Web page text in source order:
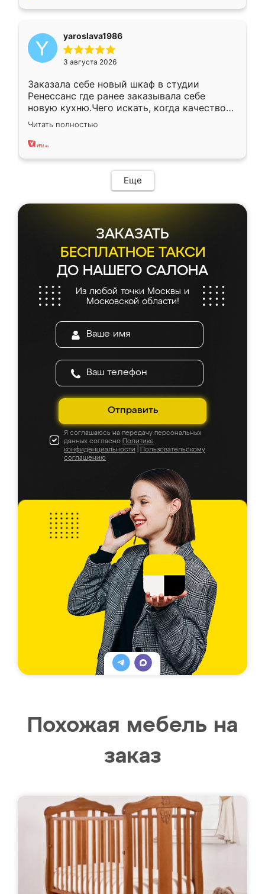
yaroslava1986
3 августа 2026
Заказала себе новый шкаф в студии
Ренессанс где ранее заказывала себе
новую кухню.Чего искать, когда качеством
вполне довольна. Служит кухня уже почти
два года, нареканий нет.
Читать полностью
Еще
ЗАКАЗАТЬ
БЕСПЛАТНОЕ ТАКСИ
ДО НАШЕГО САЛОНА
Из любой точки Москвы и
Московской области!
Отправить
Я соглашаюсь на передачу персональных
данных согласно Политике
конфиденциальности
Пользовательскому
соглашению
Похожая мебель на
заказ